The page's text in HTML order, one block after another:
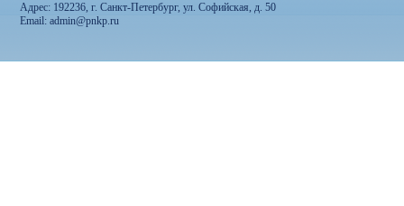
Адрес: 192236, г. Санкт-Петербург, ул. Софийская, д. 50
Email: admin@pnkp.ru